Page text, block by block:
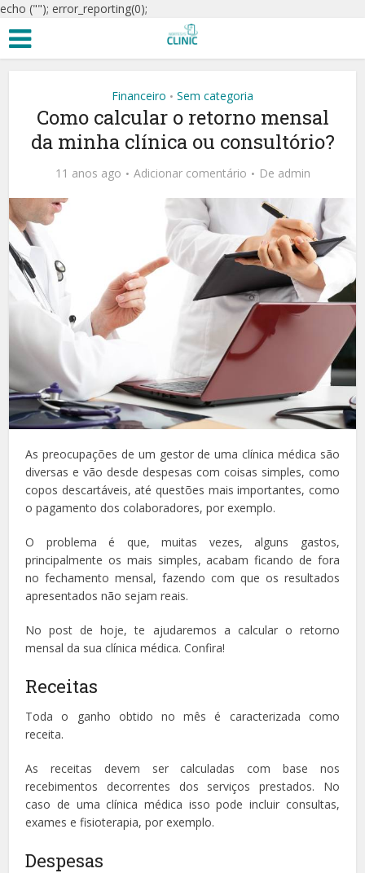
echo (""); error_reporting(0);
Financeiro • Sem categoria
Como calcular o retorno mensal
da minha clínica ou consultório?
11 anos ago Adicionar comentário De admin
As preocupações de um gestor de uma clínica médica são
diversas e vão desde despesas com coisas simples, como
copos descartáveis, até questões mais importantes, como
o pagamento dos colaboradores, por exemplo.
O problema é que, muitas vezes, alguns gastos,
principalmente os mais simples, acabam ficando de fora
no fechamento mensal, fazendo com que os resultados
apresentados não sejam reais.
No post de hoje, te ajudaremos a calcular o retorno
mensal da sua clínica médica. Confira!
Receitas
Toda o ganho obtido no mês é caracterizada como
receita.
As receitas devem ser calculadas com base nos
recebimentos decorrentes dos serviços prestados. No
caso de uma clínica médica isso pode incluir consultas,
exames e fisioterapia, por exemplo.
Despesas